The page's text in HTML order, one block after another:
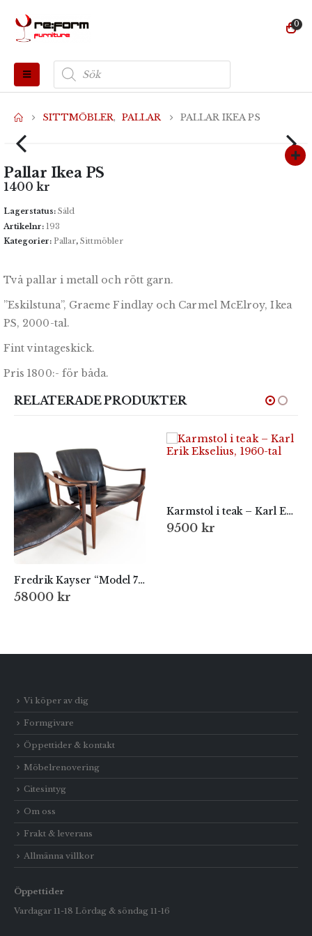
0
Produktsökning
SITTMÖBLER, PALLAR PALLAR IKEA PS
Pallar Ikea PS
1400 kr
Lagerstatus: Såld
Artikelnr: 193
Kategorier: Pallar, Sittmöbler
Två pallar i metall och rött garn.
”Eskilstuna”, Graeme Findlay och Carmel McElroy, Ikea
PS, 2000-tal.
Fint vintageskick.
Pris 1800:- för båda.
RELATERADE PRODUKTER
Fredrik Kayser “Model 711” – Vatne Lenestolfabrikk, Norge – 1960-tal
58000 kr
Karmstol i teak – Karl Erik Ekselius, 1960-tal
9500 kr
Vi köper av dig
Formgivare
Öppettider & kontakt
Möbelrenovering
Citesintyg
Om oss
Frakt & leverans
Allmänna villkor
Öppettider
Vardagar 11-18 Lördag & söndag 11-16